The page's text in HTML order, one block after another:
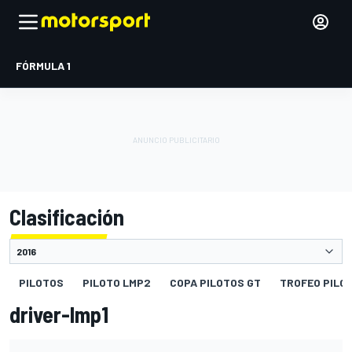
FÓRMULA 1
Clasificación
PILOTOS PILOTO LMP2 COPA PILOTOS GT TROFEO
driver-lmp1